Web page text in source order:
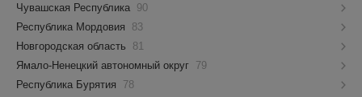
Чувашская Республика 90
Республика Мордовия
83
Новгородская область
81
Ямало-Ненецкий автономный округ 79
Республика Бурятия
78